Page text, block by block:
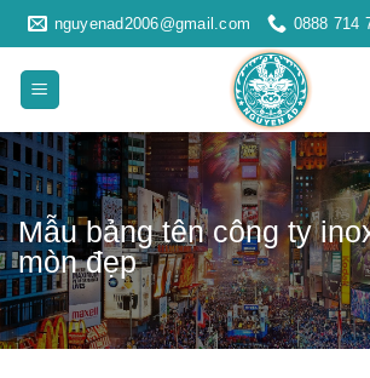
Skip
to
content
nguyenad2006@gmail.com 0888 714
Mẫu bảng tên công ty
mòn đẹp